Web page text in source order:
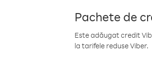
Pachete de
Este adăugat credit
la tarifele reduse Viber.